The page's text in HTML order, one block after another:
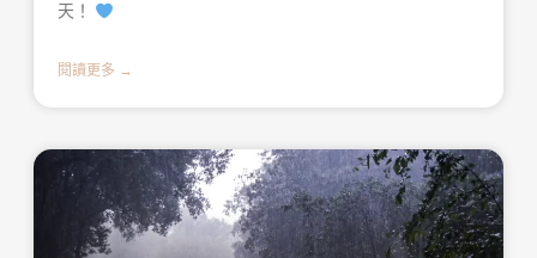
天！
閱讀更多 →